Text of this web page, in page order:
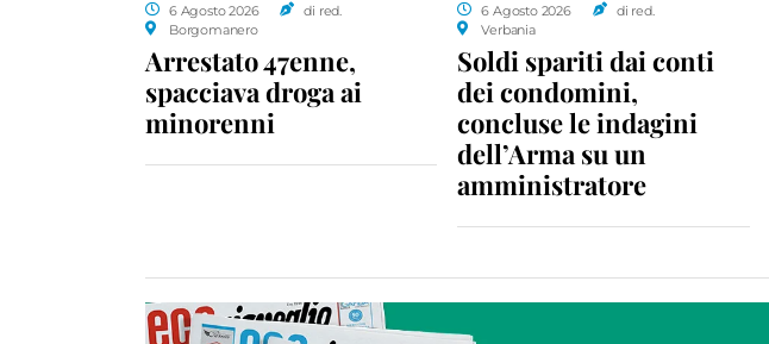
6 Agosto 2026
di red.
Borgomanero
Arrestato 47enne,
spacciava droga ai
minorenni
6 Agosto 2026
di red.
Verbania
Soldi spariti dai conti
dei condomini,
concluse le indagini
dell’Arma su un
amministratore